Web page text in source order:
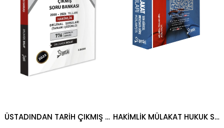
ÜSTADINDAN TARİH ÇIKMIŞ SORU BANKASI 2025
HAKİMLİK MÜLAKAT HUKUK SORULARI ÖZAL DURAN 2026